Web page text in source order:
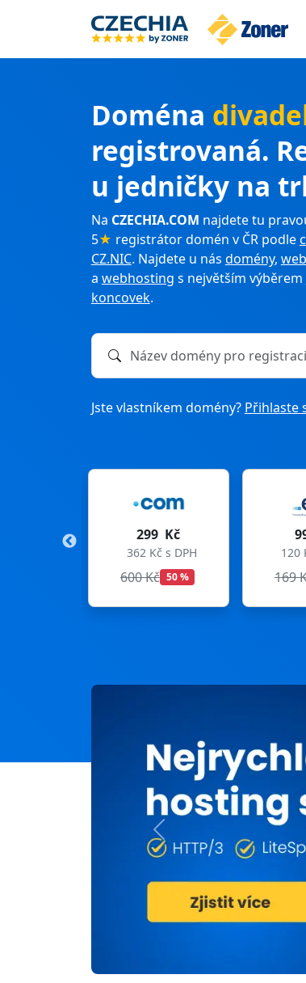
Doména
registrovaná.
u jedničky na
Na CZECHIA.COM najdete tu
5★ registrátor domén v ČR podle
CZ.NIC. Najdete u nás domény,
a webhosting s největším výběrem
koncovek.
Název domény k registraci nebo
Jste vlastníkem domény? Přihlaste
99 Kč
120 Kč s DPH
169 Kč 41 %
333
299
Previous